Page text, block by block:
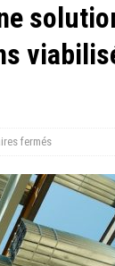
fermés